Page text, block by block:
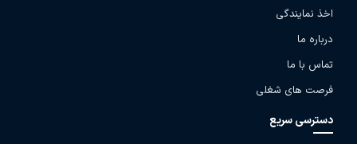
اخذ نمایندگی
درباره ما
تماس با ما
فرصت های شغلی
دسترسی سریع